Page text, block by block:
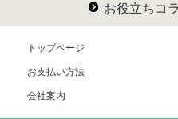
お役立ちコ
トップページ
お支払い方法
会社案内